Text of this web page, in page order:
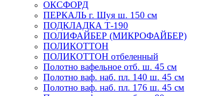
ОКСФОРД
ПЕРКАЛЬ г. Шуя ш. 150 см
ПОДКЛАДКА Т-190
ПОЛИФАЙБЕР (МИКРОФАЙБЕР)
ПОЛИКОТТОН
ПОЛИКОТТОН отбеленный
Полотно вафельное отб. ш. 45 см
Полотно ваф. наб. пл. 140 ш. 45 см
Полотно ваф. наб. пл. 176 ш. 45 см